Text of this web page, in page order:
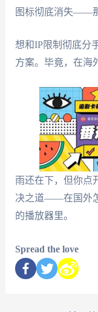
图标彻底消失——
想和IP限制彻底分
方案。毕竟，在海
雨还在下，但你点
决之道——在国外
的播放器里。
Spread the love